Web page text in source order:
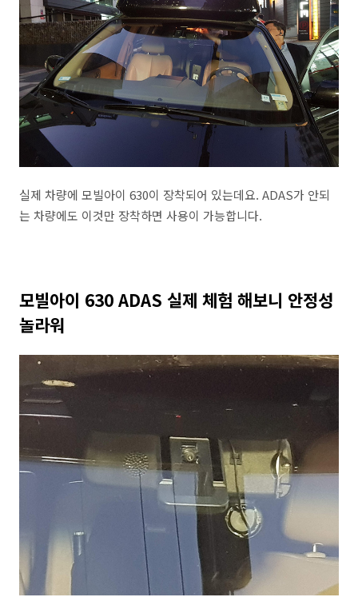
실제 차량에 모빌아이 630이 장착되어 있는데요. ADAS가 안되
는 차량에도 이것만 장착하면 사용이 가능합니다.
모빌아이 630 ADAS 실제 체험 해보니 안정성
놀라워